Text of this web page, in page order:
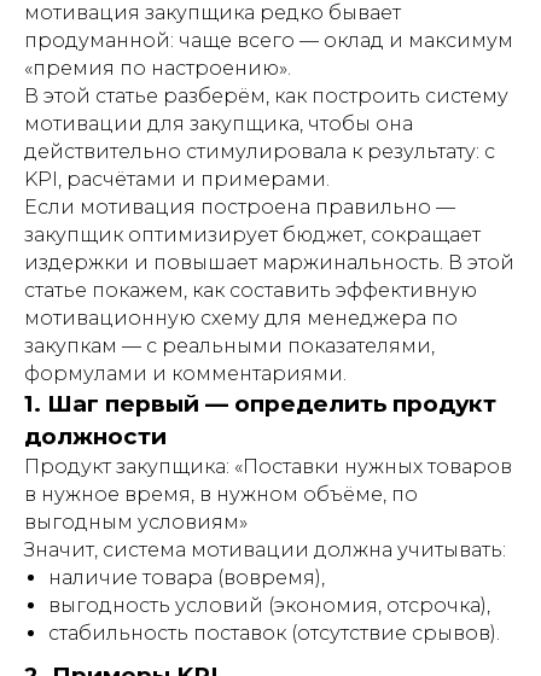
мотивация закупщика редко бывает
продуманной: чаще всего — оклад и максимум
«премия по настроению».
В этой статье разберём, как построить систему
мотивации для закупщика, чтобы она
действительно стимулировала к результату: с
KPI, расчётами и примерами.
Если мотивация построена правильно —
закупщик оптимизирует бюджет, сокращает
издержки и повышает маржинальность. В этой
статье покажем, как составить эффективную
мотивационную схему для менеджера по
закупкам — с реальными показателями,
формулами и комментариями.
1. Шаг первый — определить продукт
должности
Продукт закупщика: «Поставки нужных товаров
в нужное время, в нужном объёме, по
выгодным условиям»
Значит, система мотивации должна учитывать:
наличие товара (вовремя),
выгодность условий (экономия, отсрочка),
стабильность поставок (отсутствие срывов).